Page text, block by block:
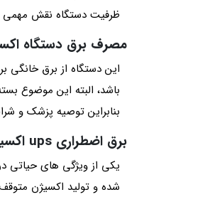
ظرفیت دستگاه نقش مهمی
مصرف برق دستگاه
این دستگاه‌ از برق خانگی
باشد، البته این موضوع
بنابراین توصیه پزشک و
برق اضطراری ups اکسیژن ساز
شده و تولید اکسیژن